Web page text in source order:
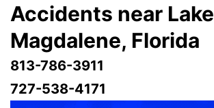
Accidents near Lake
Magdalene, Florida
813-786-3911
727-538-4171